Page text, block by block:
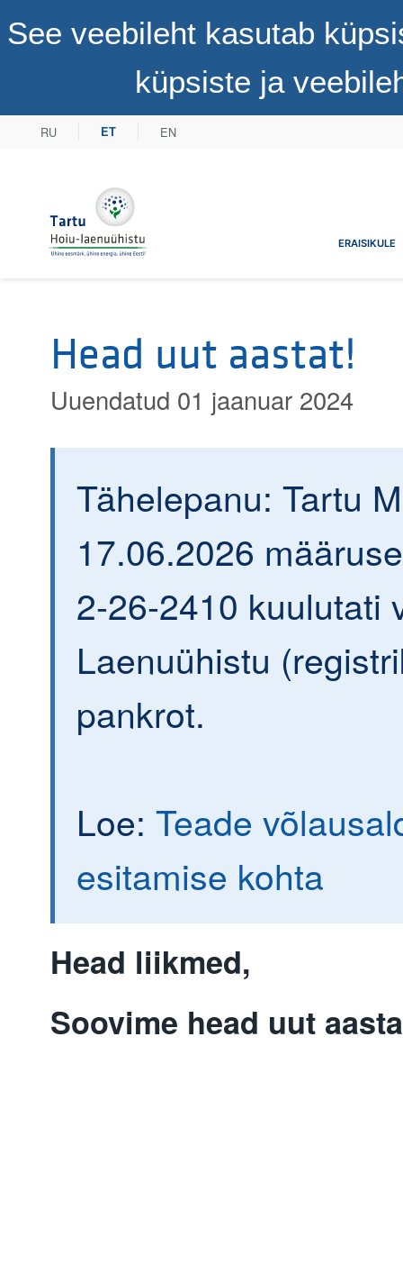
See veebileht kasutab
küpsiste ja
RU ET EN
Tartu Hoiu-laenuühistuERAISIKULE
Head uut aastat!
Uuendatud 01 jaanuar 2024
Tähelepanu: Tartu
17.06.2026
2-26-2410 kuulutati
Laenuühistu
pankrot.
Loe: Teade
esitamise kohta
Head liikmed,
Soovime head uut